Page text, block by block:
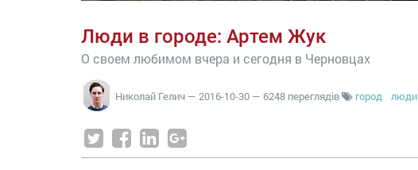
Люди в городе: Артем Жук
О своем любимом вчера и сегодня в Черновцах
Николай Гелич — 2016-10-30 — 6248 переглядів город люди